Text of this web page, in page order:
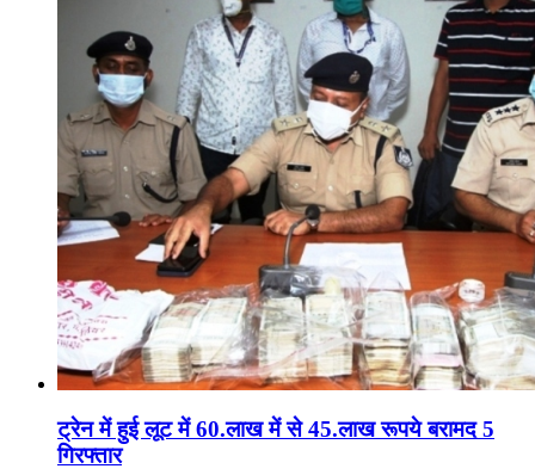
ट्रेन में हुई लूट में 60.लाख में से 45.लाख रूपये बरामद 5
गिरफ्तार